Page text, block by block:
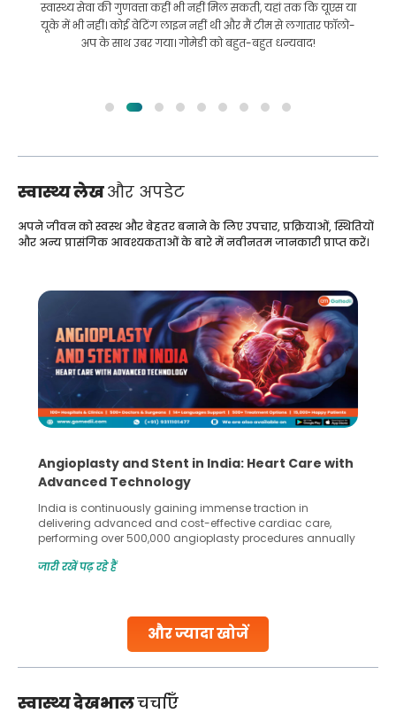
इलाज कराने के लिए बांग्लादेश से भारत की मेरी यात्रा में मेरी मदद की।
हमने GoMedii को चुनने में सही चुनाव किया। वे इलाज के बाद भी हमारे
साथ एक अच्छा रिश्ता रखते हैं
स्वास्थ्य लेखऔर अपडेट
और ज्यादा खोजें
अपने जीवन को स्वस्थ और बेहतर बनाने के लिए उपचार, प्रक्रियाओं, स्थितियों
और अन्य प्रासंगिक आवश्यकताओं के बारे में नवीनतम जानकारी प्राप्त करें।
Angioplasty and Stent in India: Heart Care with
Advanced Technology
India is continuously gaining immense traction in
delivering advanced and cost-effective cardiac care,
performing over 500,000 angioplasty procedures annually
globe are searching for treatments like angioplasty and
Studies, such as one published
जारी रखें पढ़ रहे हैं
स्वास्थ्य देखभालचर्चाएँ